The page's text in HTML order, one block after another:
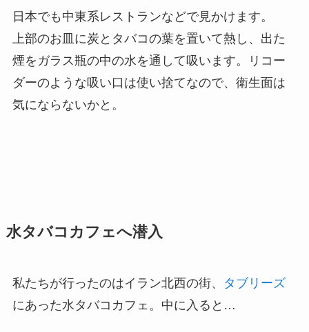
日本でも中東系レストランなどで見かけます。
上部のお皿に炭とタバコの葉を置いて熱し、出た
煙をガラス瓶の中の水を通して吸います。リコー
ダーのような吸い口は使い捨てなので、衛生面は
気にならないかと。
水タバコカフェへ潜入
私たちが行ったのはイラン北西の街、
タブリーズ
にあった水タバコカフェ。中に入ると…